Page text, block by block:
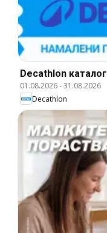
Decathlon каталог
01.08.2026-31.08.2026
Decathlon